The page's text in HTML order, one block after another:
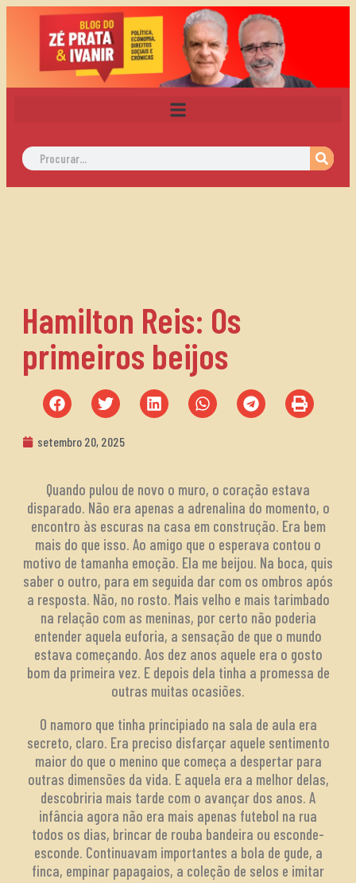
Hamilton Reis: Os
primeiros beijos
setembro 20, 2025
Quando pulou de novo o muro, o coração estava
disparado. Não era apenas a adrenalina do momento, o
encontro às escuras na casa em construção. Era bem
mais do que isso. Ao amigo que o esperava contou o
motivo de tamanha emoção. Ela me beijou. Na boca, quis
saber o outro, para em seguida dar com os ombros após
a resposta. Não, no rosto. Mais velho e mais tarimbado
na relação com as meninas, por certo não poderia
entender aquela euforia, a sensação de que o mundo
estava começando. Aos dez anos aquele era o gosto
bom da primeira vez. E depois dela tinha a promessa de
outras muitas ocasiões.
O namoro que tinha principiado na sala de aula era
secreto, claro. Era preciso disfarçar aquele sentimento
maior do que o menino que começa a despertar para
outras dimensões da vida. E aquela era a melhor delas,
descobriria mais tarde com o avançar dos anos. A
infância agora não era mais apenas futebol na rua
todos os dias, brincar de rouba bandeira ou esconde-
esconde. Continuavam importantes a bola de gude, a
finca, empinar papagaios, a coleção de selos e imitar